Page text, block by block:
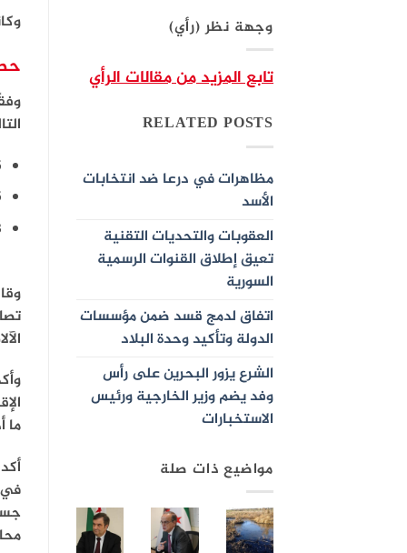
وجهة نظر (رأي)
تابع المزيد من مقالات الرأي
RELATED POSTS
مظاهرات في درعا ضد انتخابات
الأسد
العقوبات والتحديات التقنية
تعيق إطلاق القنوات الرسمية
السورية
اتفاق لدمج قسد ضمن مؤسسات
الدولة وتأكيد وحدة البلاد
الشرع يزور البحرين على رأس
وفد يضم وزير الخارجية ورئيس
الاستخبارات
مواضيع ذات صلة
ما
في